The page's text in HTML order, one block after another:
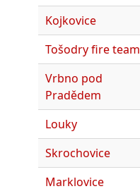
Kojkovice
Tošodry fire team
Vrbno pod
Pradědem
Louky
Skrochovice
Marklovice